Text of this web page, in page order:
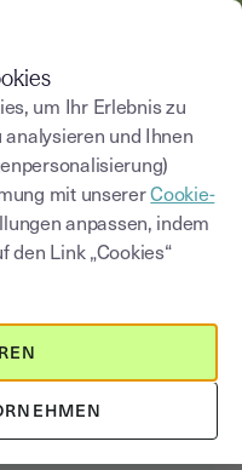
und
um Ihr Erlebnis zu
und Ihnen
mit unsererCookie-
anpassen, indem
den Link „Cookies“